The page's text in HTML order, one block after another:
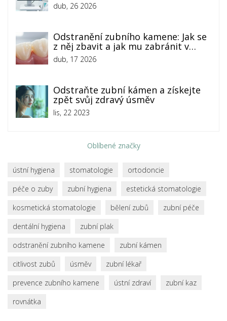
dub, 26 2026
Odstranění zubního kamene: Jak se
z něj zbavit a jak mu zabránit v
návratu
dub, 17 2026
Odstraňte zubní kámen a získejte
zpět svůj zdravý úsměv
lis, 22 2023
Oblíbené značky
ústní hygiena stomatologie
ortodoncie
péče o zuby
zubní hygiena
estetická stomatologie
kosmetická stomatologie
bělení zubů
zubní péče
dentální hygiena
zubní plak
odstranění zubního kamene
zubní kámen
citlivost zubů
úsměv
zubní lékař
prevence zubního kamene
ústní zdraví
zubní kaz
rovnátka